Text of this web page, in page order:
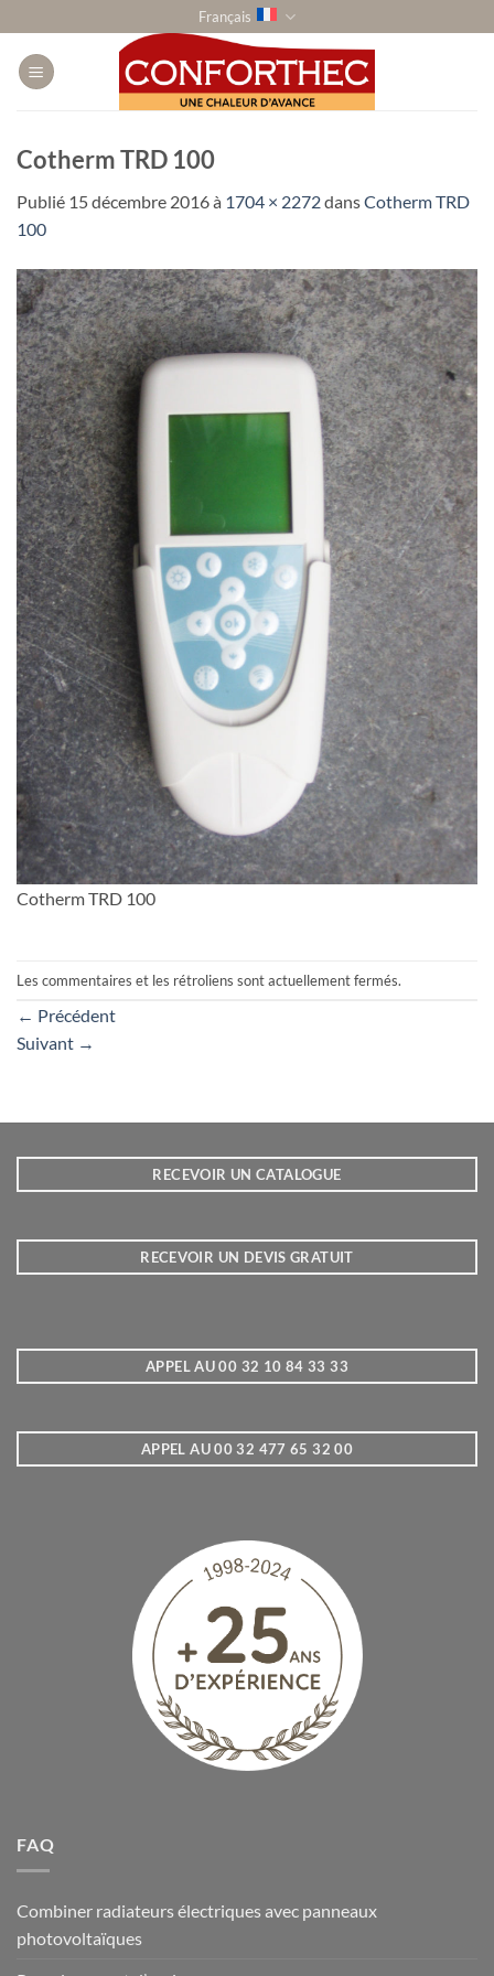
au
contenu
Français
Cotherm TRD 100
Publié 15 décembre 2016à 1704 × 2272dansCotherm TRD
100
Cotherm TRD 100
Les commentaires et les rétroliens sont actuellement fermés.
← Précédent
Suivant →
RECEVOIR UN CATALOGUE
RECEVOIR UN DEVIS GRATUIT
APPEL AU 00 32 10 84 33 33
APPEL AU 00 32 477 65 32 00
FAQ
Combiner radiateurs électriques avec panneaux
photovoltaïques